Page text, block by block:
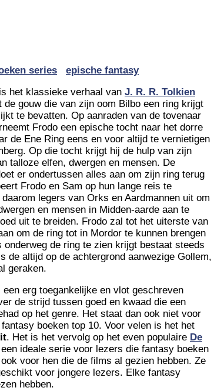
series
epische fantasy
is het klassieke verhaal van J. R. R. Tolkien
de gouw die van zijn oom Bilbo een ring krijgt
te bevatten. Op aanraden van de tovenaar
Frodo een epische tocht naar het dorre
de Ene Ring eens en voor altijd te vernietigen
Op die tocht krijgt hij de hulp van zijn
talloze elfen, dwergen en mensen. De
er ondertussen alles aan om zijn ring terug
Frodo en Sam op hun lange reis te
legers van Orks en Aardmannen uit om
en mensen in Midden-aarde aan te
uit te breiden. Frodo zal tot het uiterste van
om de ring tot in Mordor te kunnen brengen
onderweg de ring te zien krijgt bestaat steeds
de altijd op de achtergrond aanwezige Gollem,
geraken.
erg toegankelijke en vlot geschreven
de strijd tussen goed en kwaad die een
op het genre. Het staat dan ook niet voor
boeken top 10. Voor velen is het het
. Het is het vervolg op het even populaire De
ideale serie voor lezers die fantasy boeken
voor hen die de films al gezien hebben. Ze
voor jongere lezers. Elke fantasy
hebben.